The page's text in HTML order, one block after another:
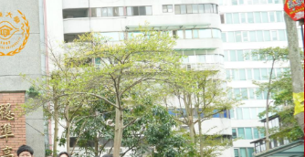
連續兩年錄取世界第一學府！